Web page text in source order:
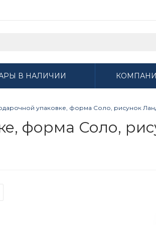
В НАЛИЧИИ
упаковке, форма Соло, рисунок
форма Соло,